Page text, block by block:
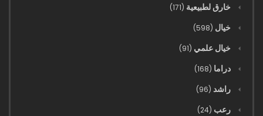
خارق لطبيعية (171)
خيال (598)
خيال علمي (91)
دراما (168)
راشد (96)
رعب (24)